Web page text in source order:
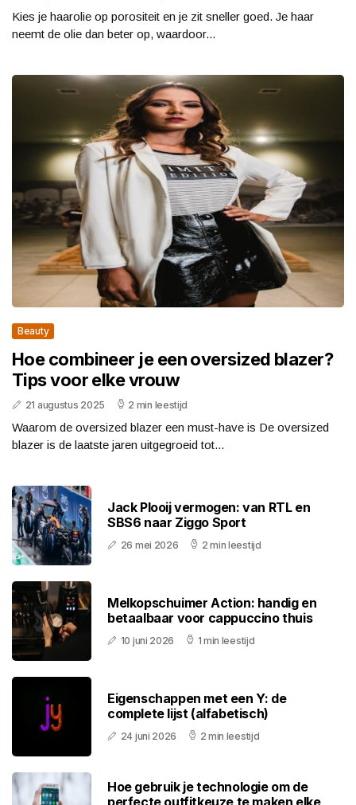
Kies je haarolie op porositeit en je zit sneller goed. Je haar
neemt de olie dan beter op, waardoor...
Beauty
Hoe combineer je een oversized blazer?
Tips voor elke vrouw
21 augustus 2025 2 min leestijd
Waarom de oversized blazer een must-have is De oversized
blazer is de laatste jaren uitgegroeid tot...
Jack Plooij vermogen: van RTL en
SBS6 naar Ziggo Sport
26 mei 2026 2 min leestijd
Melkopschuimer Action: handig en
betaalbaar voor cappuccino thuis
10 juni 2026 1 min leestijd
Eigenschappen met een Y: de
complete lijst (alfabetisch)
24 juni 2026 2 min leestijd
Hoe gebruik je technologie om de
perfecte outfitkeuze te maken elke